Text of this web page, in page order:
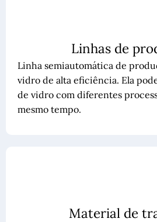
Linhas de
Linha semiautomática de
vidro de alta eficiência. Ela
de vidro com diferentes
mesmo tempo.
Material de